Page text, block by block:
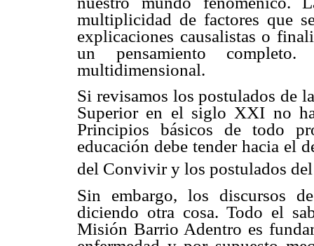
multiplicidad de factores que
explicaciones causalistas o
un pensamiento
multidimensional.
Si revisamos los postulados de
Superior en el siglo XXI no
Principios básicos de todo
educación debe tender hacia el
del Convivir y los postulados
Sin embargo, los discursos
diciendo otra cosa. Todo el
Misión Barrio Adentro es